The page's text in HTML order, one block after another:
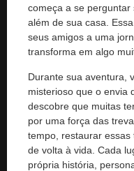
começa a se
além de sua casa.
seus amigos a uma
transforma em algo
Durante sua aventura,
misterioso que o envia
descobre que muitas
por uma força das
tempo, restaurar
de volta à vida. Cada
própria história,